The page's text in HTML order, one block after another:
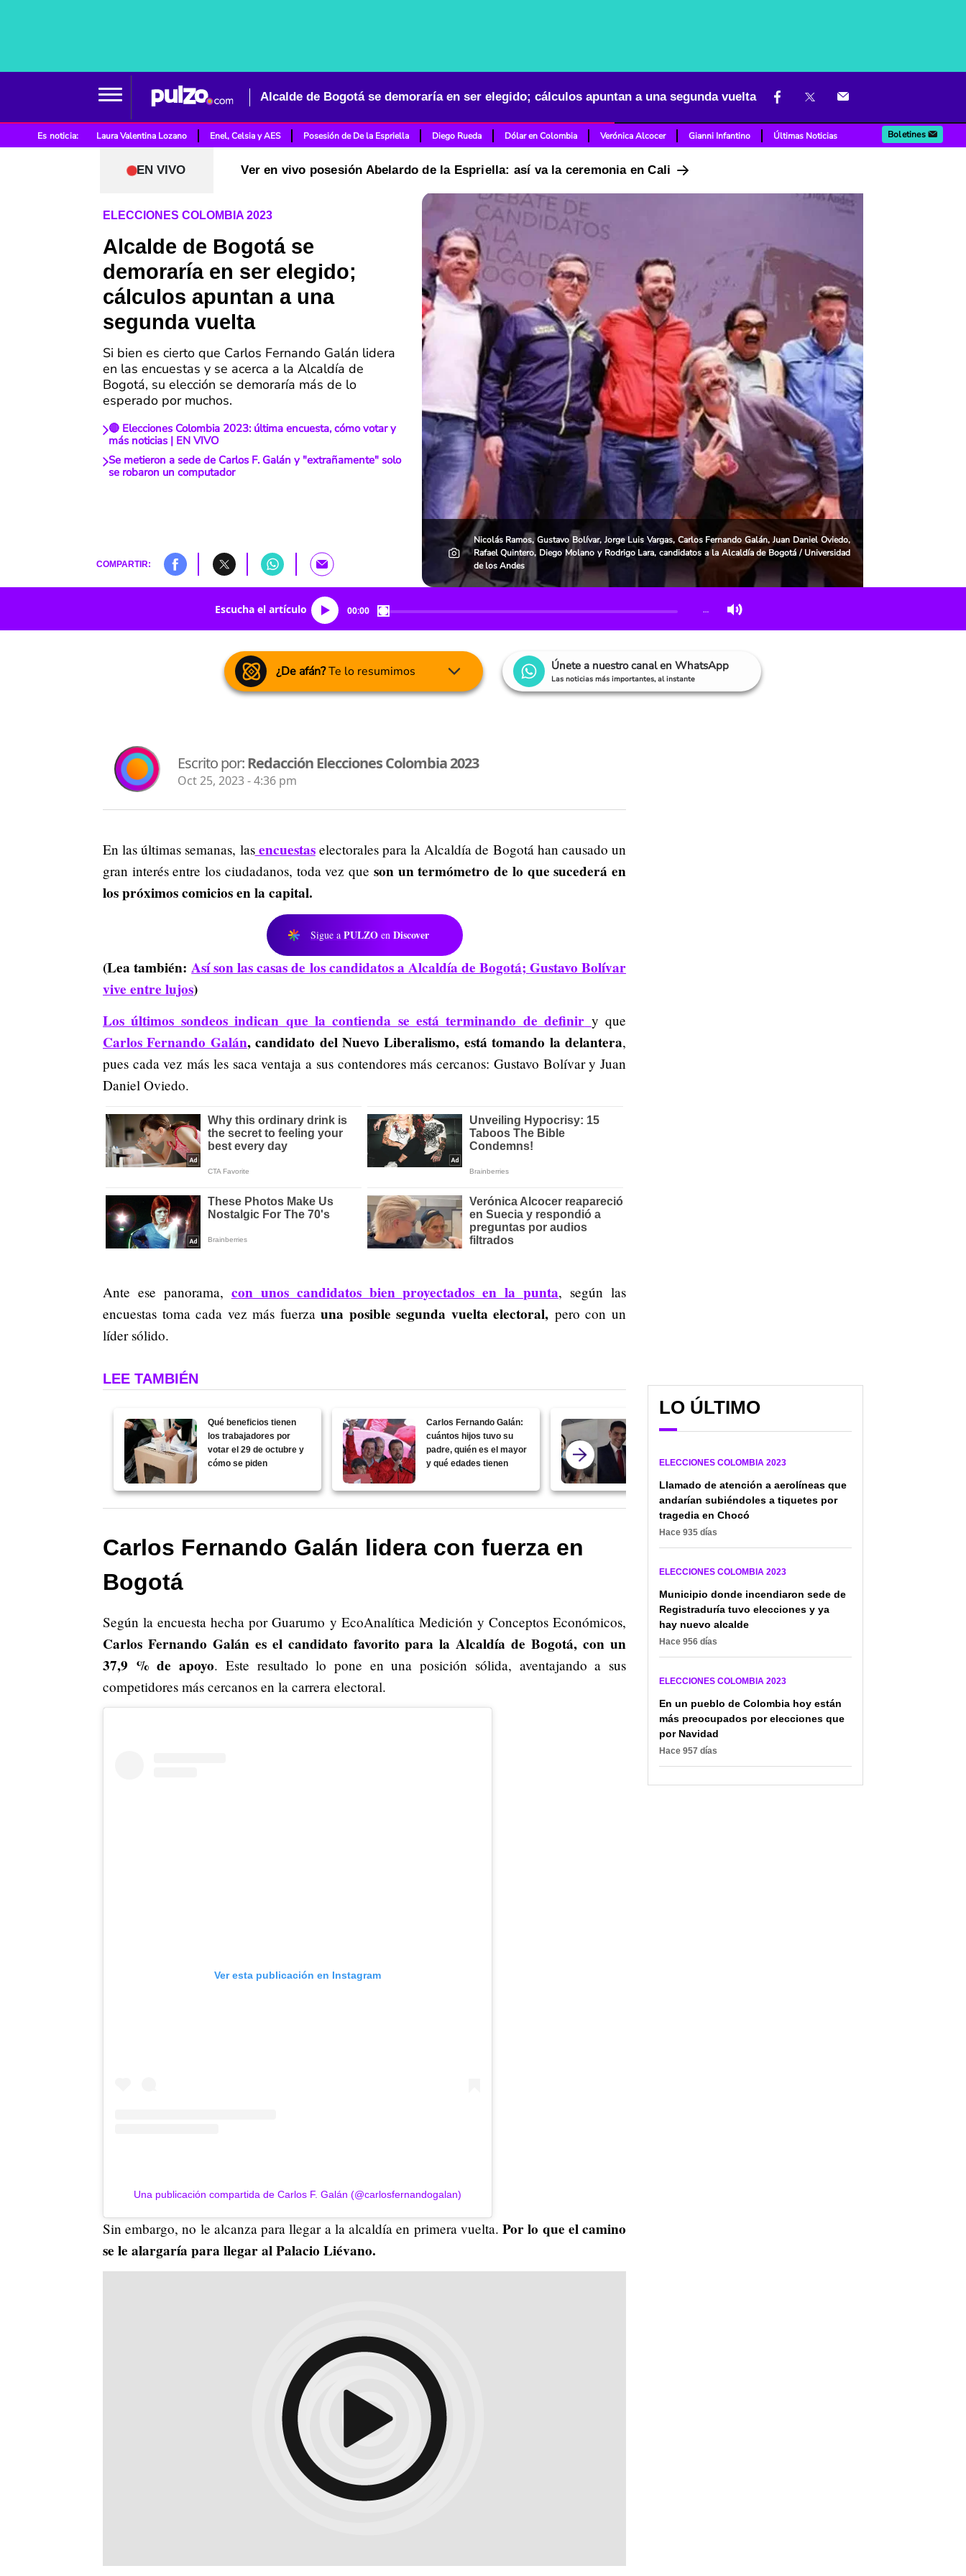
Alcalde de Bogotá se demoraría en ser elegido; cálculos apuntan a una segunda vuelta
Es noticia: Laura Valentina Lozano Enel, Celsia y AES Posesión de De la Espriella Diego Rueda Dólar en Colombia Verónica Alcocer Gianni Infantino Últimas Noticias Boletines
EN VIVO Ver en vivo posesión Abelardo de la Espriella: así va la ceremonia en Cali
ELECCIONES COLOMBIA 2023
Alcalde de Bogotá se
demoraría en ser elegido;
cálculos apuntan a una
segunda vuelta
Si bien es cierto que Carlos Fernando Galán lidera
en las encuestas y se acerca a la Alcaldía de
Bogotá, su elección se demoraría más de lo
esperado por muchos.
🔴 Elecciones Colombia 2023: última encuesta, cómo votar y
más noticias | EN VIVO
Se metieron a sede de Carlos F. Galán y "extrañamente" solo
se robaron un computador
COMPARTIR:
Nicolás Ramos, Gustavo Bolívar, Jorge Luis Vargas, Carlos Fernando Galán, Juan Daniel Oviedo,
Rafael Quintero, Diego Molano y Rodrigo Lara, candidatos a la Alcaldía de Bogotá / Universidad
de los Andes
Escucha el artículo 00:00 …
¿De afán?Te lo resumimos Únete a nuestro canal en WhatsApp
Las noticias más importantes, al instante
Escrito por:Redacción Elecciones Colombia 2023
Oct 25, 2023 - 4:36 pm
En las últimas semanas, lasencuestaselectorales para la Alcaldía de Bogotá han causado un
gran interés entre los ciudadanos, toda vez que son un termómetro de lo que sucederá en
los próximos comicios en la capital.
Sigue a PULZO en Discover
(Lea también:Así son las casas de los candidatos a Alcaldía de Bogotá; Gustavo Bolívar
vive entre lujos)
Los últimos sondeos indican que la contienda se está terminando de definir y que
Carlos Fernando Galán, candidato del Nuevo Liberalismo, está tomando la delantera,
pues cada vez más les saca ventaja a sus contendores más cercanos: Gustavo Bolívar y Juan
Daniel Oviedo.
Ante ese panorama, con unos candidatos bien proyectados en la punta, según las
encuestas toma cada vez más fuerzauna posible segunda vuelta electoral, pero con un
líder sólido.
LEE TAMBIÉN
Qué beneficios tienen
los trabajadores por
votar el 29 de octubre y
cómo se piden
Carlos Fernando Galán:
cuántos hijos tuvo su
padre, quién es el mayor
y qué edades tienen
fotomontaje mal editado
Carlos Fernando Galán lidera con fuerza en
Bogotá
Según la encuesta hecha por Guarumo y EcoAnalítica Medición y Conceptos Económicos,
Carlos Fernando Galán es el candidato favorito para la Alcaldía de Bogotá, con un
37,9 % de apoyo. Este resultado lo pone en una posición sólida, aventajando a sus
competidores más cercanos en la carrera electoral.
Ver esta publicación en Instagram
Una publicación compartida de Carlos F. Galán (@carlosfernandogalan)
Sin embargo, no le alcanza para llegar a la alcaldía en primera vuelta.Por lo que el camino
se le alargaría para llegar al Palacio Liévano.
LO ÚLTIMO
ELECCIONES COLOMBIA 2023
Llamado de atención a aerolíneas que
andarían subiéndoles a tiquetes por
tragedia en Chocó
Hace 935 días
ELECCIONES COLOMBIA 2023
Municipio donde incendiaron sede de
Registraduría tuvo elecciones y ya
hay nuevo alcalde
Hace 956 días
ELECCIONES COLOMBIA 2023
En un pueblo de Colombia hoy están
más preocupados por elecciones que
por Navidad
Hace 957 días